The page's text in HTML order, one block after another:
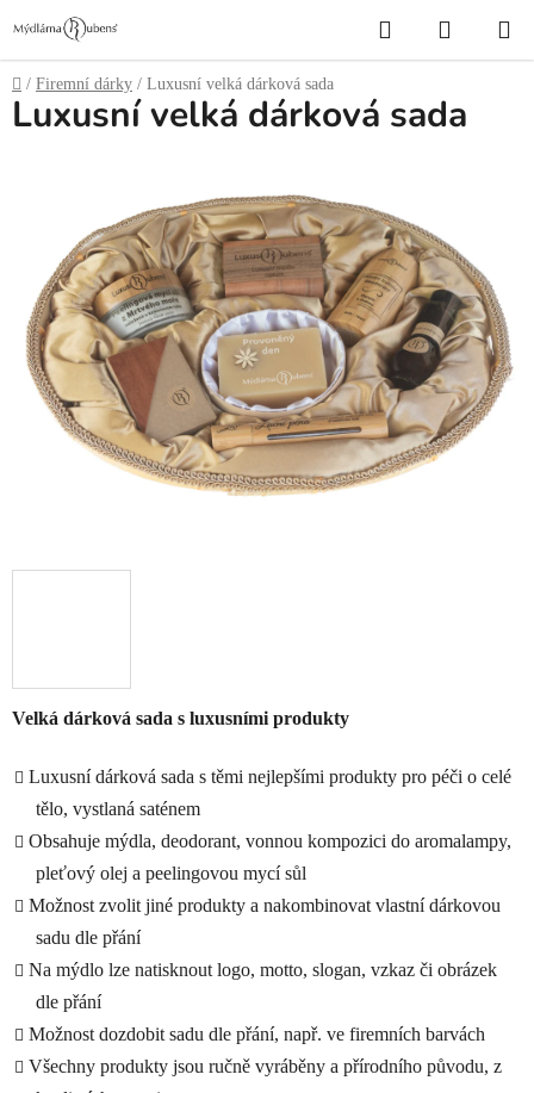
na
obsah
Hledat
KOŠÍK
Domů
/ Firemní dárky / Luxusní velká dárková sada
Velká dárková sada s luxusními produkty
Luxusní dárková sada s těmi nejlepšími produkty pro péči o celé
tělo, vystlaná saténem
Obsahuje mýdla, deodorant, vonnou kompozici do aromalampy,
pleťový olej a peelingovou mycí sůl
Možnost zvolit jiné produkty a nakombinovat vlastní dárkovou
sadu dle přání
Na mýdlo lze natisknout logo, motto, slogan, vzkaz či obrázek
dle přání
Možnost dozdobit sadu dle přání, např. ve firemních barvách
Všechny produkty jsou ručně vyráběny a přírodního původu, z
Luxusní velká dárková sada